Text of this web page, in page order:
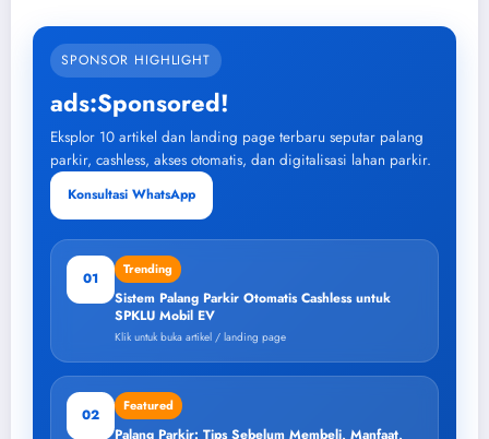
SPONSOR HIGHLIGHT
ads:Sponsored!
Eksplor 10 artikel dan landing page terbaru seputar palang
parkir, cashless, akses otomatis, dan digitalisasi lahan parkir.
Konsultasi WhatsApp
01
Trending
Sistem Palang Parkir Otomatis Cashless untuk
SPKLU Mobil EV
Klik untuk buka artikel / landing page
02
Featured
Palang Parkir: Tips Sebelum Membeli, Manfaat,